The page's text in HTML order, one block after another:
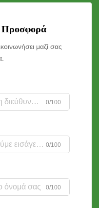
Προσφορά
μαζί σας
0/100
0/100
0/100